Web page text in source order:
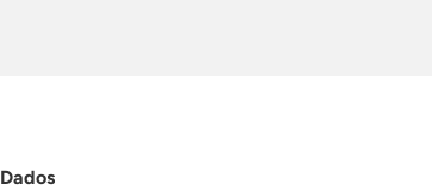
Dados